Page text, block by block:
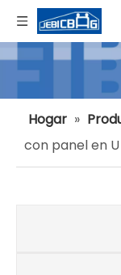
Hogar »
con panel en U